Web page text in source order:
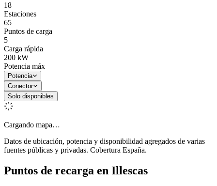
18
Estaciones
65
Puntos de carga
5
Carga rápida
200 kW
Potencia máx
Potencia
Conector
Solo disponibles
Cargando mapa…
Datos de ubicación, potencia y disponibilidad agregados de varias
fuentes públicas y privadas. Cobertura España.
Puntos de recarga en Illescas